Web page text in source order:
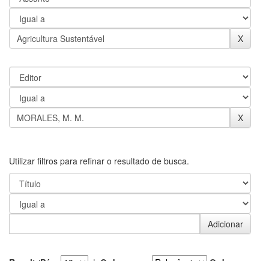
Utilizar filtros para refinar o resultado de busca.